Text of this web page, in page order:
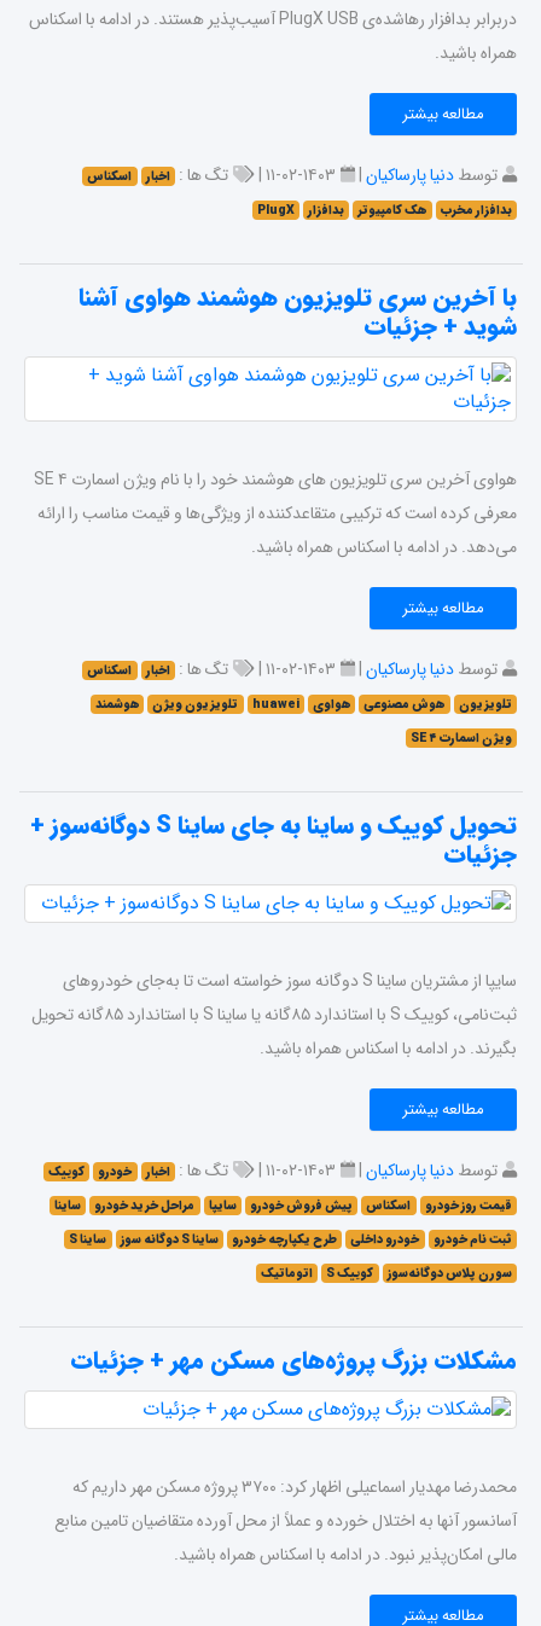
دربرابر بدافزار رهاشده‌ی PlugX USB آسیب‌پذیر هستند. در ادامه با اسکناس
همراه باشید.
مطالعه بیشتر
توسطدنیا پارساکیان| ۱۴۰۳-۰۲-۱۱ | تگ ها : اخبار
اسکناس
بدافزار مخرب
هک کامپیوتر بد‌افزار PlugX
با آخرین سری تلویزیون هوشمند هواوی آشنا
شوید + جزئیات
هواوی آخرین سری تلویزیون های هوشمند خود را با نام ویژن اسمارت ۴ SE
معرفی کرده است که ترکیبی متقاعدکننده از ویژگی‌ها و قیمت مناسب را ارائه
می‌دهد. در ادامه با اسکناس همراه باشید.
مطالعه بیشتر
توسطدنیا پارساکیان| ۱۴۰۳-۰۲-۱۱ | تگ ها : اخبار
اسکناس
تلویزیون
هوش مصنوعی هواوی huawei تلویزیون ویژن
هوشمند
ویژن اسمارت ۴ SE
تحویل کوییک و ساینا به جای ساینا S‌ دوگانه‌سوز +
جزئیات
سایپا از مشتریان ساینا S‌ دوگانه‌ سوز خواسته است تا به‌جای خودروهای
ثبت‌نامی، کوییک S‌ با استاندارد ۸۵گانه یا ساینا S‌ با استاندارد ۸۵گانه تحویل
بگیرند. در ادامه با اسکناس همراه باشید.
مطالعه بیشتر
توسطدنیا پارساکیان| ۱۴۰۳-۰۲-۱۱ | تگ ها : اخبار خودرو
کوییک
قیمت روز خودرو
اسکناس پیش فروش خودرو سایپا مراحل خرید خودرو
ساینا
ثبت نام خودرو
خودرو داخلی طرح یکپارچه خودرو ساینا S‌ دوگانه‌ سوز
ساینا S‌
سورن پلاس دوگانه‌سوز
کوییک S‌ اتوماتیک
مشکلات بزرگ پروژه‌های مسکن مهر + جزئیات
محمدرضا مهدیار اسماعیلی اظهار کرد: ۳۷۰۰ پروژه مسکن مهر داریم که
آسانسور آنها به اختلال خورده و عملاً از محل آورده متقاضیان تامین منابع
مالی امکان‌پذیر نبود. در ادامه با اسکناس همراه باشید.
مطالعه بیشتر